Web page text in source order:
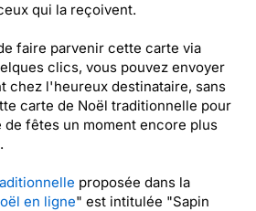
qui la reçoivent.
faire parvenir cette carte via
clics, vous pouvez envoyer
chez l'heureux destinataire, sans
carte de Noël traditionnelle pour
fêtes un moment encore plus
proposée dans la
en ligne" est intitulée "Sapin